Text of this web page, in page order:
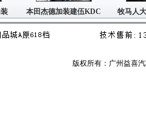
本田杰德加装建伍KDC 牧马人大
版权所有：广州益喜